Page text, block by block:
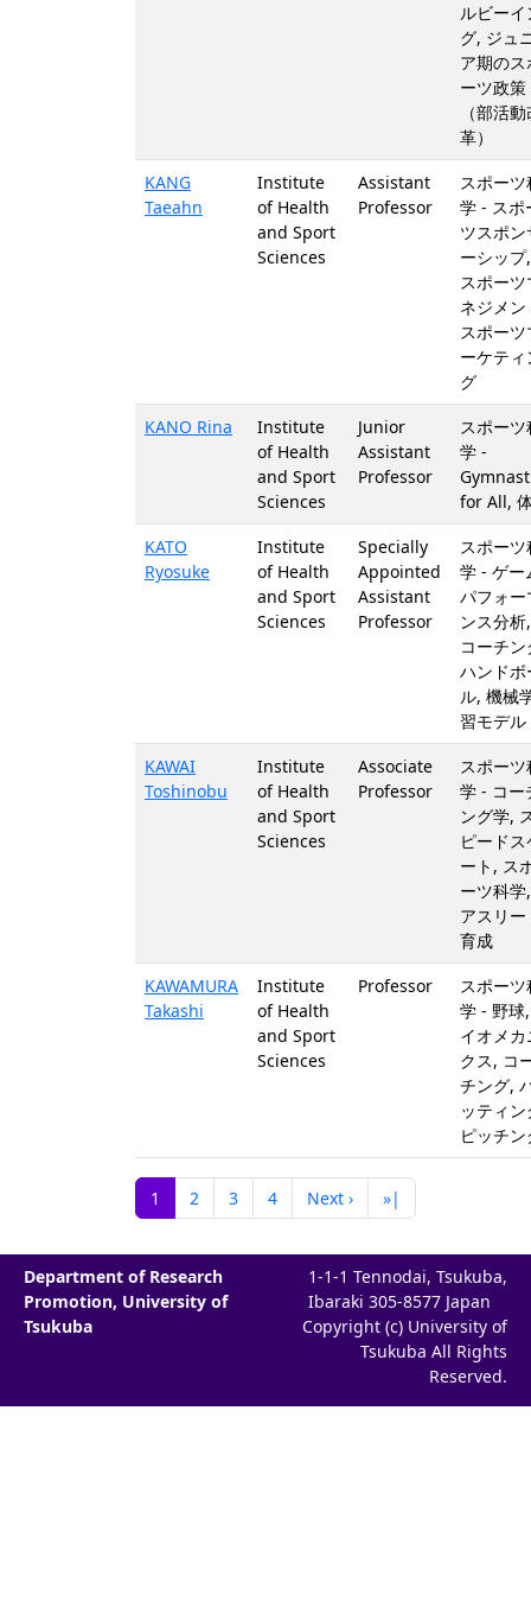
ルビーイ
グ, ジュ
ア期のス
ーツ政策
（部活
革）
KANG
Taeahn
Institute
of Health
and Sport
Sciences
Assistant
Professor
スポーツ
学 - スポ
ツスポン
ーシップ,
スポーツ
ネジメン
スポーツ
ーケティ
グ
KANO Rina
Institute
of Health
and Sport
Sciences
Junior
Assistant
Professor
スポーツ
学 -
for All,
KATO
Ryosuke
Institute
of Health
and Sport
Sciences
Specially
Appointed
Assistant
Professor
スポーツ
学 - ゲー
パフォー
ンス分析,
コーチン
ハンドボ
ル, 機械
習モデル
KAWAI
Toshinobu
Institute
of Health
and Sport
Sciences
Associate
Professor
スポーツ
学 - コー
ング学,
ピードス
ート, ス
ーツ科学,
アスリー
育成
KAWAMURA
Takashi
Institute
of Health
and Sport
Sciences
Professor
スポーツ
学 - 野球
イオメカ
クス, コ
チング,
ッティン
ピッチン
1 2 3 4 Next › »|
Department of Research
Promotion, University of
Tsukuba
1-1-1 Tennodai, Tsukuba,
Ibaraki 305-8577 Japan
Copyright (c) University of
Tsukuba All Rights
Reserved.